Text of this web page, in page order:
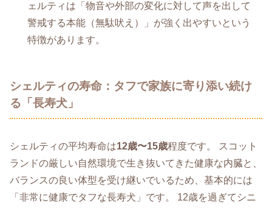
ェルティは「物音や外部の変化に対して声を出して
警戒する本能（無駄吠え）」が強く出やすいという
特徴があります。
シェルティの寿命：タフで家族に寄り添い続け
る「長寿犬」
シェルティの平均寿命は12歳〜15歳程度です。 スコット
ランドの厳しい自然環境で生き抜いてきた健康な内臓と、
バランスの良い体型を受け継いでいるため、基本的には
「非常に健康でタフな長寿犬」です。 12歳を過ぎてシニ